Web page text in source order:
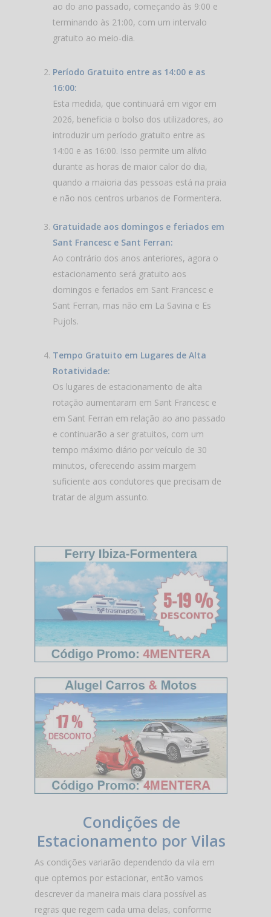
ao do ano passado, começando às 9:00 e
terminando às 21:00, com um intervalo
gratuito ao meio-dia.
Período Gratuito entre as 14:00 e as
16:00:
Esta medida, que continuará em vigor em
2026, beneficia o bolso dos utilizadores, ao
introduzir um período gratuito entre as
14:00 e as 16:00. Isso permite um alívio
durante as horas de maior calor do dia,
quando a maioria das pessoas está na praia
e não nos centros urbanos de Formentera.
Gratuidade aos domingos e feriados em
Sant Francesc e Sant Ferran:
Ao contrário dos anos anteriores, agora o
estacionamento será gratuito aos
domingos e feriados em Sant Francesc e
Sant Ferran, mas não em La Savina e Es
Pujols.
Tempo Gratuito em Lugares de Alta
Rotatividade:
Os lugares de estacionamento de alta
rotação aumentaram em Sant Francesc e
em Sant Ferran em relação ao ano passado
e continuarão a ser gratuitos, com um
tempo máximo diário por veículo de 30
minutos, oferecendo assim margem
suficiente aos condutores que precisam de
tratar de algum assunto.
Condições de
Estacionamento por Vilas
As condições variarão dependendo da vila em
que optemos por estacionar, então vamos
descrever da maneira mais clara possível as
regras que regem cada uma delas, conforme